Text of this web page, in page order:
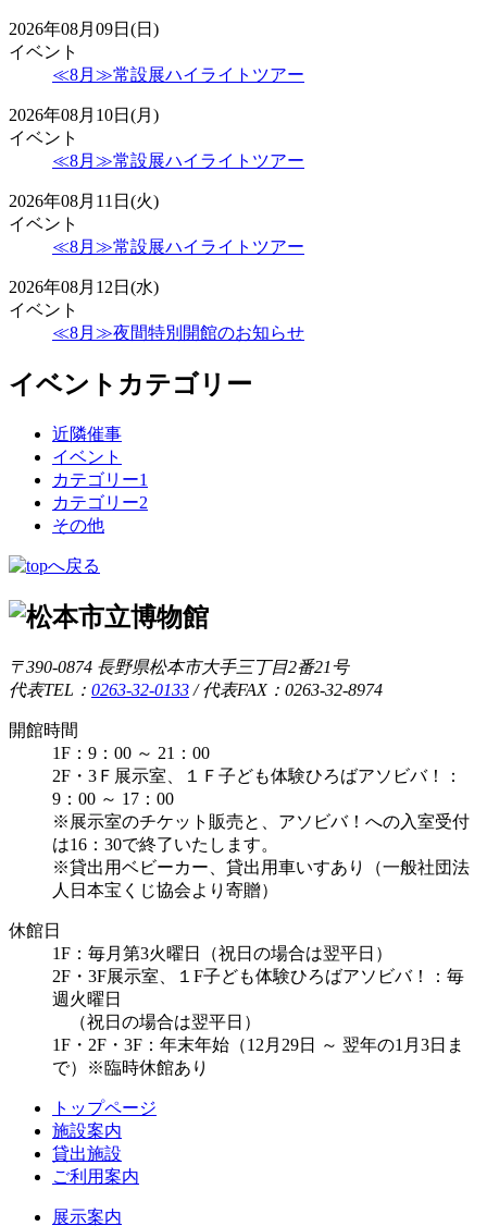
2026年08月09日(日)
イベント
≪8月≫常設展ハイライトツアー
2026年08月10日(月)
イベント
≪8月≫常設展ハイライトツアー
2026年08月11日(火)
イベント
≪8月≫常設展ハイライトツアー
2026年08月12日(水)
イベント
≪8月≫夜間特別開館のお知らせ
イベントカテゴリー
近隣催事
イベント
カテゴリー1
カテゴリー2
その他
〒390-0874 長野県松本市大手三丁目2番21号
代表TEL： 0263-32-0133 /代表FAX：0263-32-8974
開館時間
1F：9：00 ～ 21：00
2F・3Ｆ展示室、１Ｆ子ども体験ひろばアソビバ！：
9：00 ～ 17：00
※展示室のチケット販売と、アソビバ！への入室受付
は16：30で終了いたします。
※貸出用ベビーカー、貸出用車いすあり（一般社団法
人日本宝くじ協会より寄贈）
休館日
1F：毎月第3火曜日（祝日の場合は翌平日）
2F・3F展示室、１F子ども体験ひろばアソビバ！：毎
週火曜日
（祝日の場合は翌平日）
1F・2F・3F：年末年始（12月29日 ～ 翌年の1月3日ま
で）※臨時休館あり
トップページ
施設案内
貸出施設
ご利用案内
展示案内